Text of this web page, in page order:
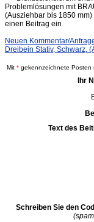
Problemlösungen mit
(Ausziehbar bis 1850
einen Beitrag ein
Neuen Kommentar/
Dreibein Stativ, Schwarz,
Mit * gekennzeichnete Posten
Ihr
Text des
Schreiben Sie den